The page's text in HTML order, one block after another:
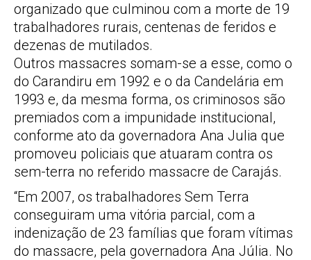
organizado que culminou com a morte de 19
trabalhadores rurais, centenas de feridos e
dezenas de mutilados.
Outros massacres somam-se a esse, como o
do Carandiru em 1992 e o da Candelária em
1993 e, da mesma forma, os criminosos são
premiados com a impunidade institucional,
conforme ato da governadora Ana Julia que
promoveu policiais que atuaram contra os
sem-terra no referido massacre de Carajás.
“Em 2007, os trabalhadores Sem Terra
conseguiram uma vitória parcial, com a
indenização de 23 famílias que foram vítimas
do massacre, pela governadora Ana Júlia. No